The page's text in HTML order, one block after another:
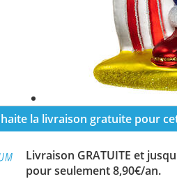
la livraison gratuite pour
Livraison GRATUITE et
pour seulement 8,90€/an.